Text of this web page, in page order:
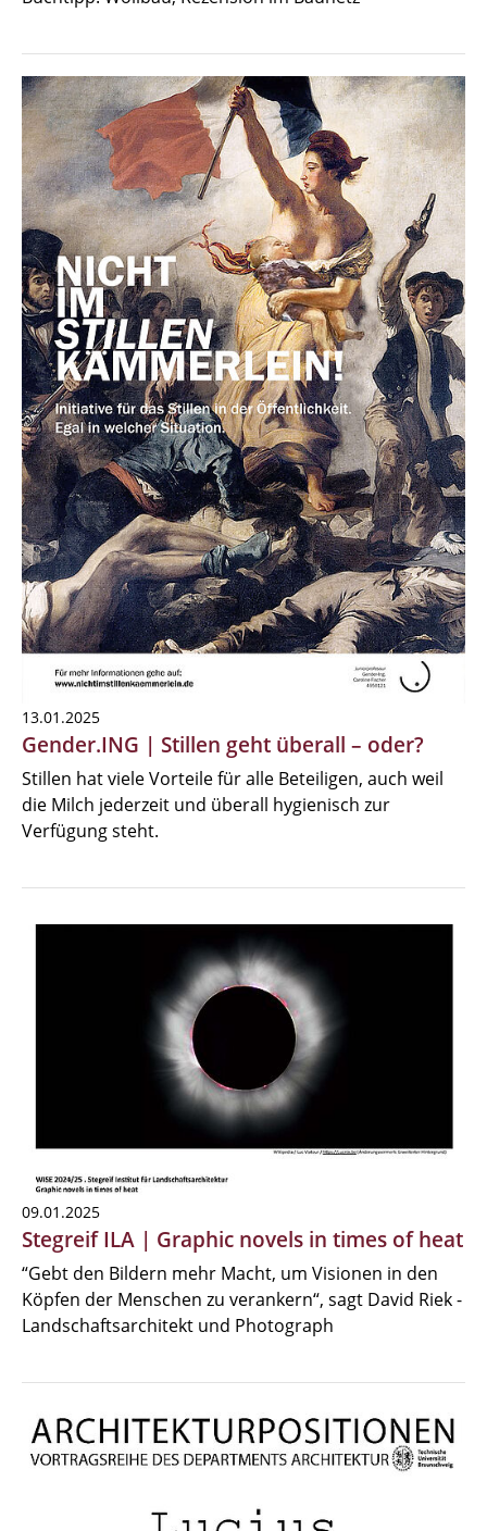
13.01.2025
Gender.ING | Stillen geht überall – oder?
Stillen hat viele Vorteile für alle Beteiligen, auch weil
die Milch jederzeit und überall hygienisch zur
Verfügung steht.
09.01.2025
Stegreif ILA | Graphic novels in times of heat
“Gebt den Bildern mehr Macht, um Visionen in den
Köpfen der Menschen zu verankern“, sagt David Riek -
Landschaftsarchitekt und Photograph